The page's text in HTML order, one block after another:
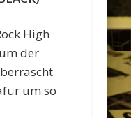
High
der
um so